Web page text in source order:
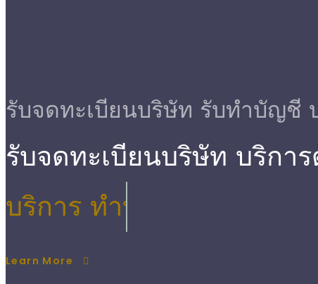
รับจดทะเบียนบริษัท รับทําบัญชี
รับจดทะเบียนบริษัท บริกา
บริการ ตรวจสอบบัญชี
Learn More